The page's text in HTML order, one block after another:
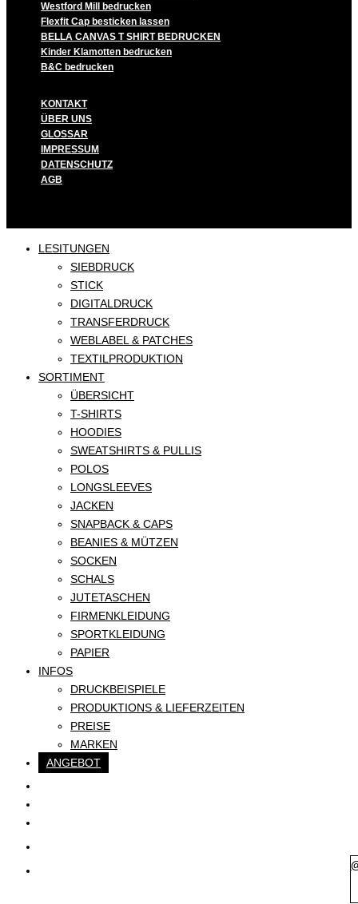
Westford Mill bedrucken
Flexfit Cap besticken lassen
BELLA CANVAS T SHIRT BEDRUCKEN
Kinder Klamotten bedrucken
B&C bedrucken
KONTAKT
ÜBER UNS
GLOSSAR
IMPRESSUM
DATENSCHUTZ
AGB
LESITUNGEN
SIEBDRUCK
STICK
DIGITALDRUCK
TRANSFERDRUCK
WEBLABEL & PATCHES
TEXTILPRODUKTION
SORTIMENT
ÜBERSICHT
T-SHIRTS
HOODIES
SWEATSHIRTS & PULLIS
POLOS
LONGSLEEVES
JACKEN
SNAPBACK & CAPS
BEANIES & MÜTZEN
SOCKEN
SCHALS
JUTETASCHEN
FIRMENKLEIDUNG
SPORTKLEIDUNG
PAPIER
INFOS
DRUCKBEISPIELE
PRODUKTIONS & LIEFERZEITEN
PREISE
MARKEN
ANGEBOT